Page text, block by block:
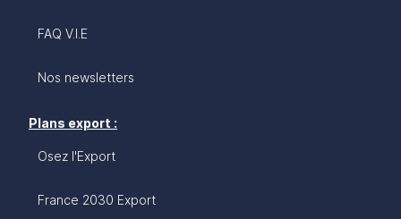
FAQ V.I.E
Nos newsletters
Plans export :
Osez l'Export
France 2030 Export